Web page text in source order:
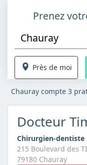
Prenez
Près de moi
Chauray compte 3
Docteur
Chirurgien-dentiste
215 Boulevard des
79180 Chauray